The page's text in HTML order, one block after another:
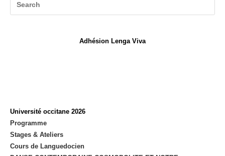
new
Adhésion Lenga Viva
Université occitane 2026
Programme
Stages & Ateliers
Cours de Languedocien